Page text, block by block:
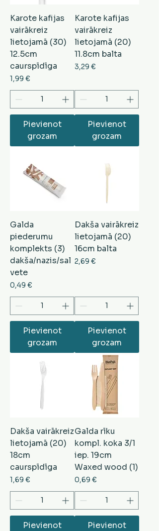
Karote kafijas
vairākreiz
lietojamā (30)
12.5cm
caurspīdīga
Cena
1,99 €
Pievienot
grozam
Karote kafijas
vairākreiz
lietojamā (20)
11.8cm balta
Cena
3,29 €
Pievienot
grozam
Galda
piederumu
komplekts (3)
dakša/nazis/sal
vete
Cena
0,49 €
Pievienot
grozam
Dakša vairākreiz
lietojamā (20)
16cm balta
Cena
2,69 €
Pievienot
grozam
Dakša vairākreiz
lietojamā (20)
18cm
caurspīdīga
Cena
1,69 €
Pievienot
Galda rīku
kompl. koka 3/1
iep. 19cm
Waxed wood (1)
Cena
0,69 €
Pievienot